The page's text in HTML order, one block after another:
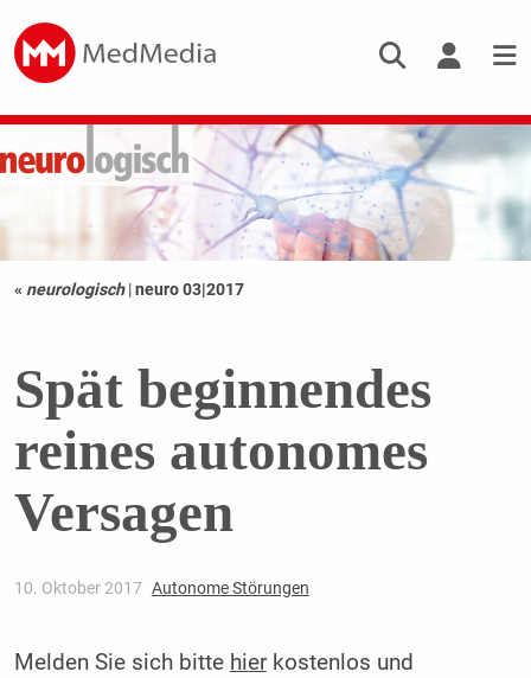
« neurologisch |neuro 03|2017
Spät beginnendes
reines autonomes
Versagen
10. Oktober 2017 Autonome Störungen
Melden Sie sich bitte hierkostenlos und